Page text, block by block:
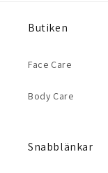
Butiken
Face Care
Body Care
Snabblänkar